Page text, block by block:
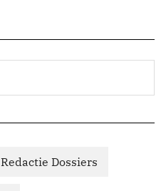
Redactie Dossiers